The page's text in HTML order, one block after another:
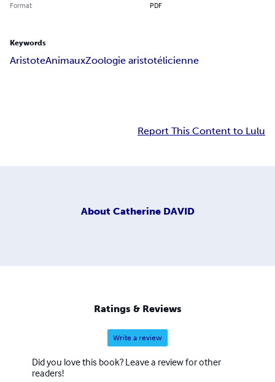
Format PDF
Keywords
AristoteAnimauxZoologie aristotélicienne
Report This Content to Lulu
About Catherine DAVID
Ratings & Reviews
Write a review
Did you love this book? Leave a review for other
readers!